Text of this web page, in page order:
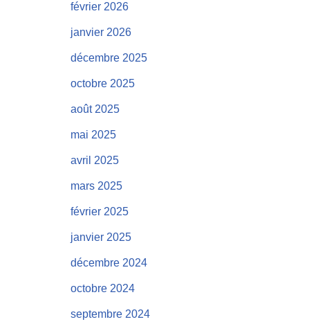
février 2026
janvier 2026
décembre 2025
octobre 2025
août 2025
mai 2025
avril 2025
mars 2025
février 2025
janvier 2025
décembre 2024
octobre 2024
septembre 2024